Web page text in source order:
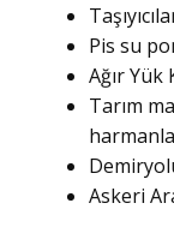
Pis su
Ağır Yük
Tarım
Askeri